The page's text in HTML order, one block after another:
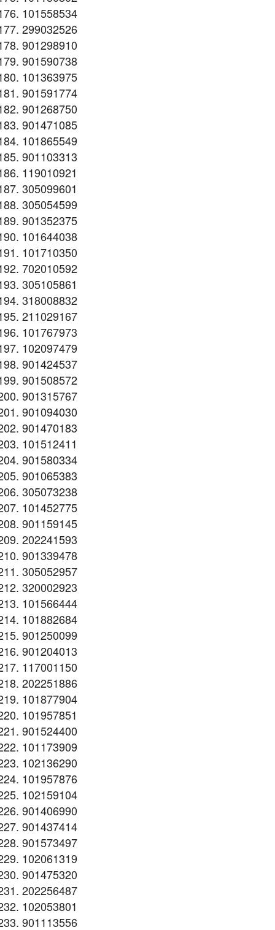
101558534
299032526
901298910
901590738
101363975
901591774
901268750
901471085
101865549
901103313
119010921
305099601
305054599
901352375
101644038
101710350
702010592
305105861
318008832
211029167
101767973
102097479
901424537
901508572
901315767
901094030
901470183
101512411
901580334
901065383
305073238
101452775
901159145
202241593
901339478
305052957
320002923
101566444
101882684
901250099
901204013
117001150
202251886
101877904
101957851
901524400
101173909
102136290
101957876
102159104
901406990
901437414
901573497
102061319
901475320
202256487
102053801
901113556